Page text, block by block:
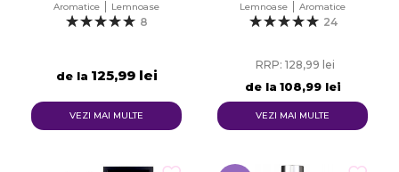
Aromatice Lemnoase
8
de la 125,99 lei
VEZI MAI MULTE
Lemnoase Aromatice
24
de la
RRP: 128,99 lei
108,99 lei
VEZI MAI MULTE